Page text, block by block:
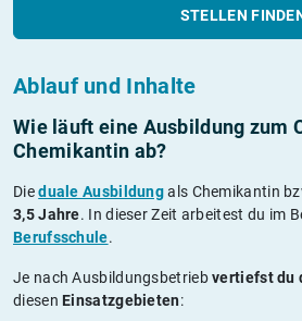
STELLEN
Ablauf und Inhalte
Wie läuft eine Ausbildung zum
Chemikantin ab?
Dieduale Ausbildungals Chemikantin
3,5 Jahre. In dieser Zeit arbeitest du im
Berufsschule.
Je nach Ausbildungsbetriebvertiefst du
diesen Einsatzgebieten: